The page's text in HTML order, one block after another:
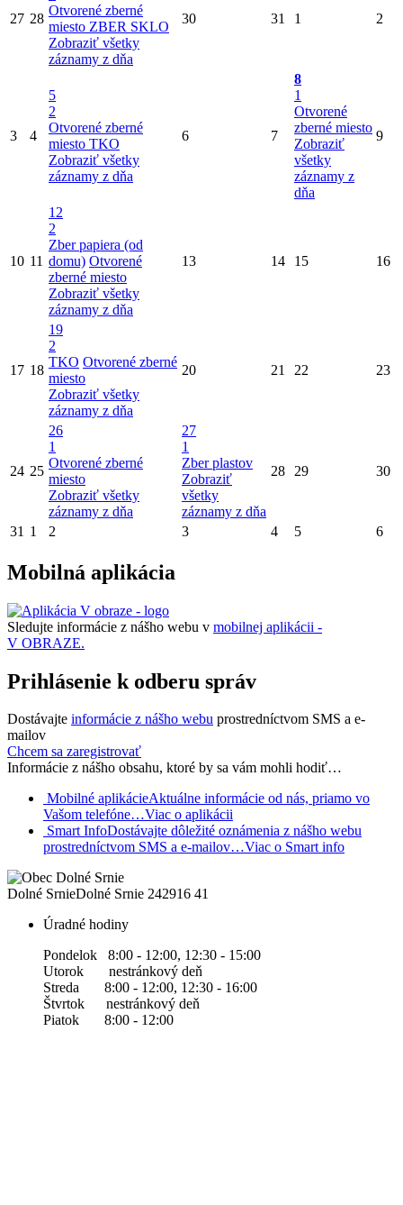
27 28
Otvorené zberné
miesto ZBER SKLO
Zobraziť všetky
záznamy z dňa
30 31 1 2
3 4
5
2
Otvorené zberné
miesto TKO
Zobraziť všetky
záznamy z dňa
6 7
8
1
Otvorené
zberné miesto
Zobraziť
všetky
záznamy z
dňa
9
10 11
12
2
Zber papiera (od
domu) Otvorené
zberné miesto
Zobraziť všetky
záznamy z dňa
13 14 15 16
17 18
19
2
TKO Otvorené zberné
miesto
Zobraziť všetky
záznamy z dňa
20 21 22 23
24 25
26
1
Otvorené zberné
miesto
Zobraziť všetky
záznamy z dňa
27
1
Zber plastov
Zobraziť
všetky
záznamy z dňa
28 29 30
31 1 2 3 4 5 6
Mobilná aplikácia
Sledujte informácie z nášho webu v mobilnej aplikácii -
V OBRAZE.
Prihlásenie k odberu správ
Dostávajte informácie z nášho webu prostredníctvom SMS a e-
mailov
Chcem sa zaregistrovať
Informácie z nášho obsahu, ktoré by sa vám mohli hodiť…
Mobilné aplikácieAktuálne informácie od nás, priamo vo
Vašom telefóne…Viac o aplikácii
Smart InfoDostávajte dôležité oznámenia z nášho webu
prostredníctvom SMS a e-mailov…Viac o Smart info
Dolné SrnieDolné Srnie 242916 41
Úradné hodiny
Pondelok 8:00 - 12:00, 12:30 - 15:00
Utorok nestránkový deň
Streda 8:00 - 12:00, 12:30 - 16:00
Štvrtok nestránkový deň
Piatok 8:00 - 12:00